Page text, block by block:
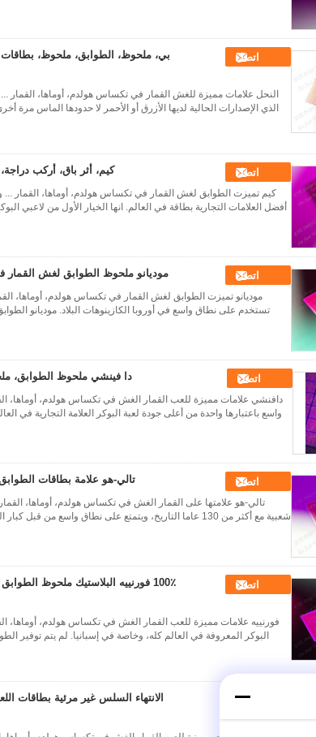
بي، ملحوظ، الطوابق، ملحوظ، بطاقات
اتصل
النحل علامات مميزة للغش القمار في تكساس هولدم، أوماها، القمار ...
الذي الإصدارات الحالية لديها الأزرق أو الأحمر لا حدودها الماس مرة
كيم، أثر باق، أركب اتصل
كيم تميزت الطوابق لغش القمار في تكساس هولدم، أوماها، القمار ...
أفضل العلامات التجارية بطاقة في العالم. انها الخيار الأول من لاعبي
موديانو ملحوظ الطوابق لغش القمار اتصل
موديانو تميزت الطوابق لغش القمار في تكساس هولدم، أوماها،
تستخدم على نطاق واسع في أوروبا الكازينوهات البلاد. موديانو
دا فينشي ملحوظ الطوابق، اتصل
دافنشي علامات مميزة للعب القمار الغش في تكساس هولدم، أوماها،
واسع باعتبارها واحدة من أعلى جودة لعبة البوكر العلامة التجارية في
تالي-هو علامة بطاقات اتصل
تالي-هو علامتها على القمار الغش في تكساس هولدم، أوماها، القمار
شعبية مع أكثر من 130 عاما التاريخ، ويتمتع على نطاق واسع من قبل كبار المهنيين في جميع أنحاء العالم. جودة ع...
100٪ فورنييه البلاستيك ملحوظ
اتصل
فورنييه علامات مميزة للعب القمار الغش في تكساس هولدم، أوماها،
البوكر المعروفة في العالم كله، وخاصة في إسبانيا. لم يتم توفير
الانتهاء السلس غير مرئية بطاقات
اتصل